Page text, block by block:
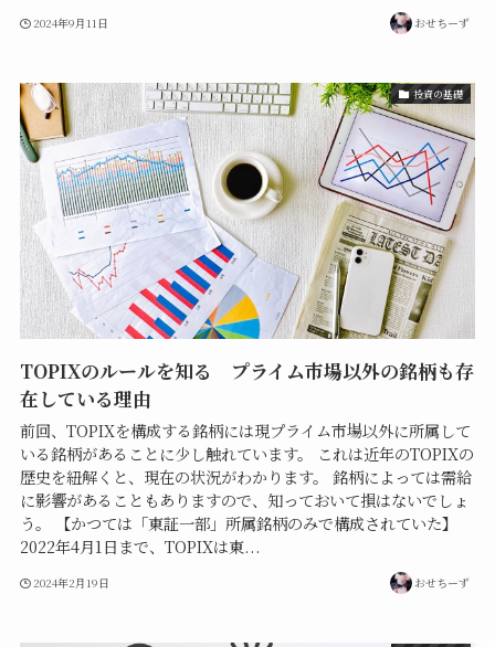
2024年9月11日 おせちーず
投資の基礎
TOPIXのルールを知る プライム市場以外の銘柄も存
在している理由
前回、TOPIXを構成する銘柄には現プライム市場以外に所属して
いる銘柄があることに少し触れています。 これは近年のTOPIXの
歴史を紐解くと、現在の状況がわかります。 銘柄によっては需給
に影響があることもありますので、知っておいて損はないでしょ
う。 【かつては「東証一部」所属銘柄のみで構成されていた】
2022年4月1日まで、TOPIXは東...
2024年2月19日 おせちーず